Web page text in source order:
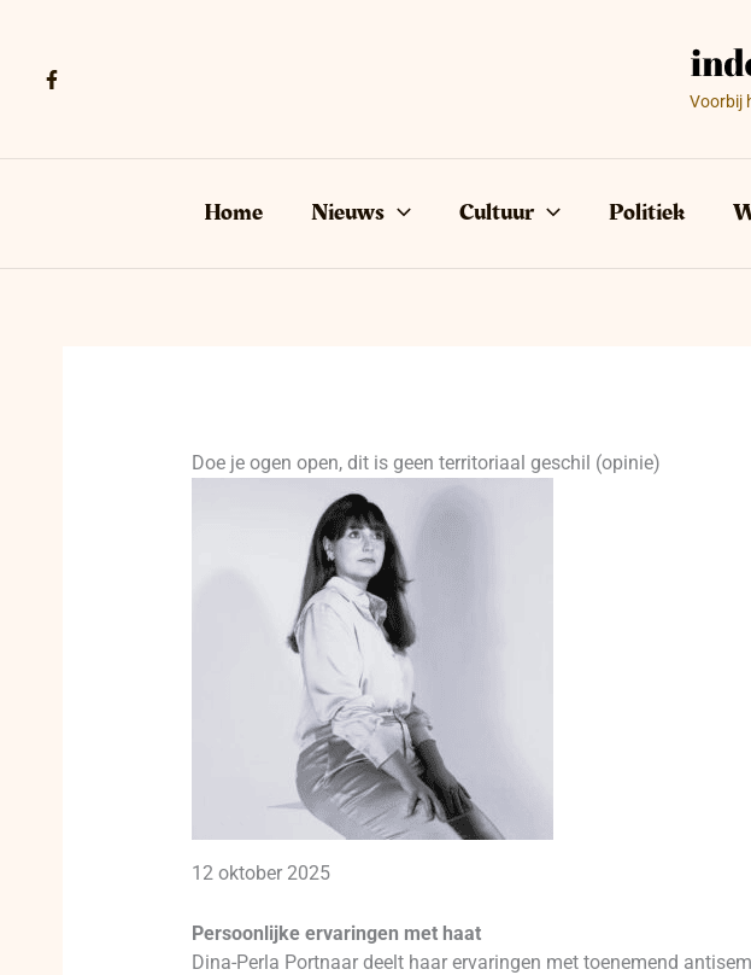
Voorbij
Home Nieuws Cultuur Politiek
Doe je ogen open, dit is geen territoriaal geschil (opinie)
12 oktober 2025
Persoonlijke ervaringen met haat
Dina-Perla Portnaar deelt haar ervaringen met toenemend